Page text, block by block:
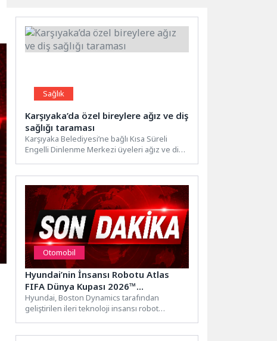
Sağlık
Karşıyaka’da özel bireylere ağız ve diş
sağlığı taraması
Karşıyaka Belediyesi’ne bağlı Kısa Süreli
Engelli Dinlenme Merkezi üyeleri ağız ve diş
Otomobil
Hyundai’nin İnsansı Robotu Atlas
FIFA Dünya Kupası 2026™
Sahnesinde
Hyundai, Boston Dynamics tarafından
geliştirilen ileri teknoloji insansı robot